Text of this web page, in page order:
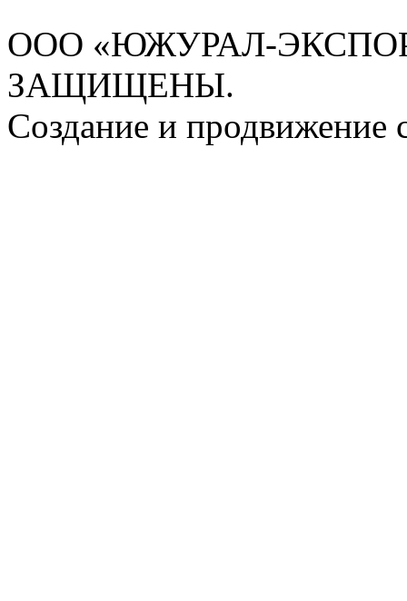
ООО «ЮЖУРАЛ-
ЗАЩИЩЕНЫ.
Создание и продвижение